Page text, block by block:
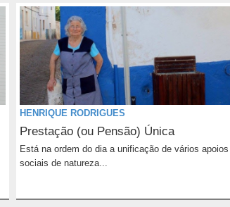
HENRIQUE RODRIGUES
Prestação (ou Pensão) Única
Está na ordem do dia a unificação de vários apoios
sociais de natureza...